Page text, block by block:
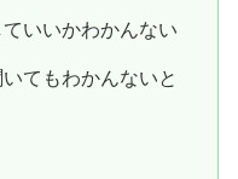
いいかわかんない
てもわかんないと